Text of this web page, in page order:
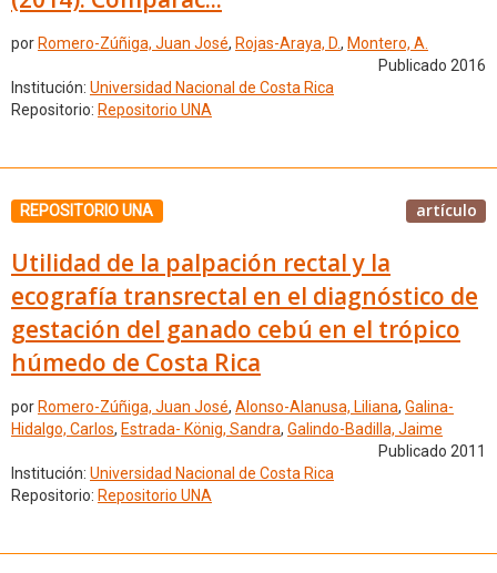
por Romero-Zúñiga, Juan José, Rojas-Araya, D., Montero, A.
Publicado 2016
Institución: Universidad Nacional de Costa Rica
Repositorio: Repositorio UNA
REPOSITORIO UNA artículo
Utilidad de la palpación rectal y la
ecografía transrectal en el diagnóstico de
gestación del ganado cebú en el trópico
húmedo de Costa Rica
por Romero-Zúñiga, Juan José, Alonso-Alanusa, Liliana, Galina-
Hidalgo, Carlos, Estrada- König, Sandra, Galindo-Badilla, Jaime
Publicado 2011
Institución: Universidad Nacional de Costa Rica
Repositorio: Repositorio UNA